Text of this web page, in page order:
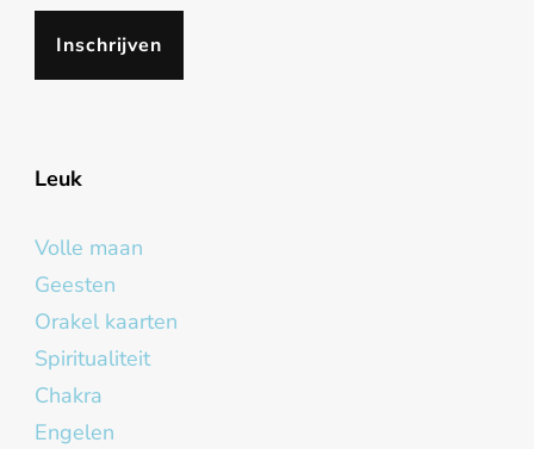
Leuk
Volle maan
Geesten
Orakel kaarten
Spiritualiteit
Chakra
Engelen